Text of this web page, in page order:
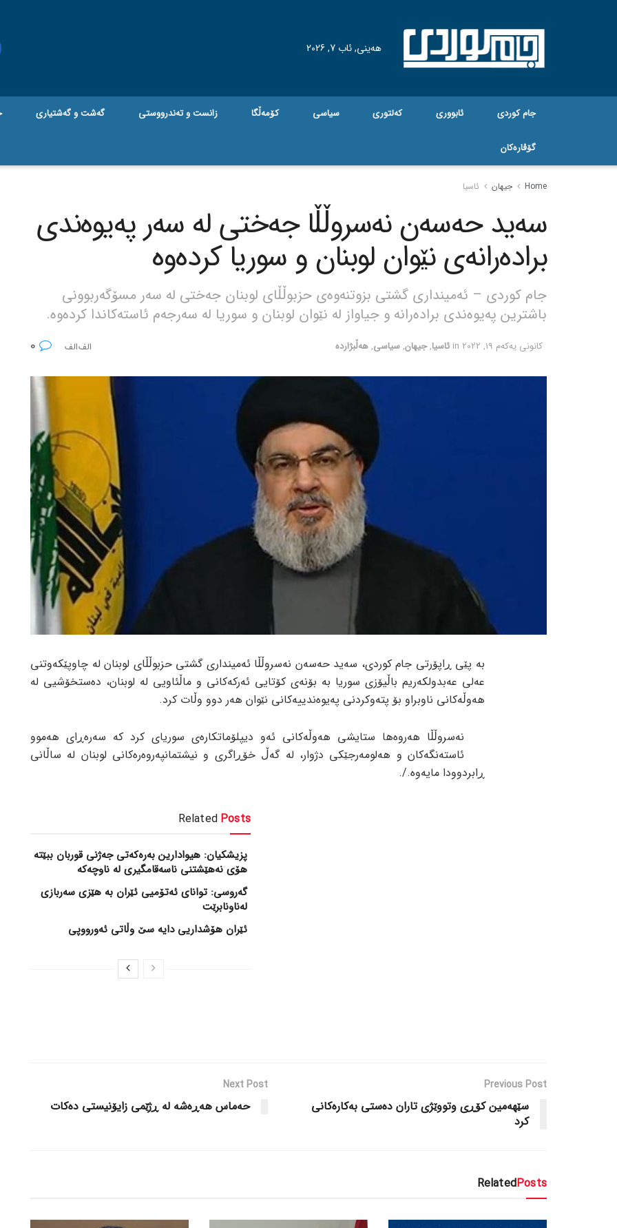
هه‌ینی, ئاب 7, 2026
جام کوردی ئابووری کەلتوری سیاسی کۆمەڵگا زانست و تەندرووستی گه‌شت و گه‌شتیاری
گۆڤاره‌کان
Home جیهان ئاسیا
سەید حەسەن نەسروڵڵا جەختی لە سەر پەیوەندی
برادەرانەی نێوان لوبنان و سوریا کردەوە
جام کوردی – ئەمینداری گشتی بزوتنەوەی حزبوڵڵای لوبنان جەختی لە سەر مسۆگەربوونی
باشترین پەیوەندی برادەرانە و جیاواز لە نێوان لوبنان و سوریا لە سەرجەم ئاستەکاندا کردەوە.
كانونی یه‌كه‌م 19, 2022 in ئاسیا,جیهان,سیاسی,هەڵبژاردە
بە پێی ڕاپۆرتی جام کوردی، سەید حەسەن نەسروڵڵا ئەمینداری گشتی حزبوڵڵای لوبنان لە چاوپێکەوتنی
عەلی عەبدولکەریم باڵیۆزی سوریا بە بۆنەی کۆتایی ئەرکەکانی و ماڵئاویی لە لوبنان، دەستخۆشیی لە
هەوڵەکانی ناوبراو بۆ پتەوکردنی پەیوەندییەکانی نێوان هەر دوو وڵات کرد.
نەسروڵڵا هەروەها ستایشی هەوڵەکانی ئەو دیپلۆماتکارەی سوریای کرد کە سەرەڕای هەموو
ئاستەنگەکان و هەلومەرجێکی دژوار، لە گەڵ خۆڕاگری و نیشتمانپەروەرەکانی لوبنان لە ساڵانی
ڕابردوودا مایەوە./.
Related Posts
پزیشکیان: هیوادارین بەرەکەتی جەژنی قوربان ببێتە
هۆی نەهێشتنی ناسەقامگیری لە ناوچەکە
گەروسی: توانای ئەتۆمیی ئێران بە هێزی سەربازی
لەناونابرێت
ئێران هۆشداریی دایە سێ وڵاتی ئەورووپی
Previous Post
سێهەمین کۆڕی وتووێژی تاران دەستی بەکارەکانی
کرد
Next Post
حەماس هەڕەشە لە ڕژێمی زایۆنیستی دەکات
RelatedPosts